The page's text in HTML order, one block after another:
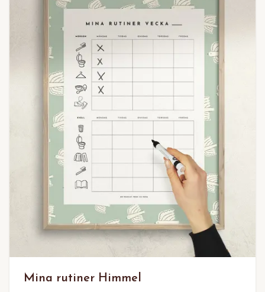
Mina rutiner Himmel